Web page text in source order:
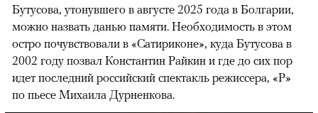
Бутусова, утонувшего в августе 2025 года в Болгарии,
можно назвать данью памяти. Необходимость в этом
остро почувствовали в «Сатириконе», куда Бутусова в
2002 году позвал Константин Райкин и где до сих пор
идет последний российский спектакль режиссера, «Р»
по пьесе Михаила Дурненкова.